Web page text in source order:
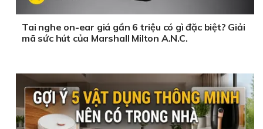
Tai nghe on-ear giá gần 6 triệu có gì đặc biệt? Giải
mã sức hút của Marshall Milton A.N.C.